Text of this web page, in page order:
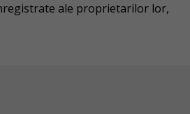
ale proprietarilor lor,